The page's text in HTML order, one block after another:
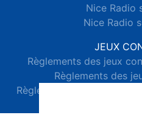
Nice Radio
Nice Radio
JEUX
Règlements des jeux
Règlements des
Règlements des jeux